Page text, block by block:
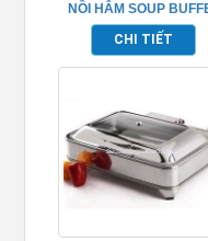
NỒI HÂM SOUP
HÌNH TRÒN NẮP KÍNH
TP697007
CHI TIẾT